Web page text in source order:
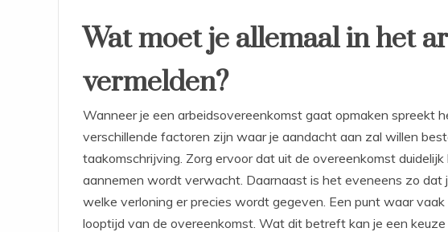
Wat moet je allemaal in het
vermelden?
Wanneer je een arbeidsovereenkomst gaat opmaken spreekt
verschillende factoren zijn waar je aandacht aan zal willen
taakomschrijving. Zorg ervoor dat uit de overeenkomst
aannemen wordt verwacht. Daarnaast is het eveneens zo dat
welke verloning er precies wordt gegeven. Een punt waar
looptijd van de overeenkomst. Wat dit betreft kan je een